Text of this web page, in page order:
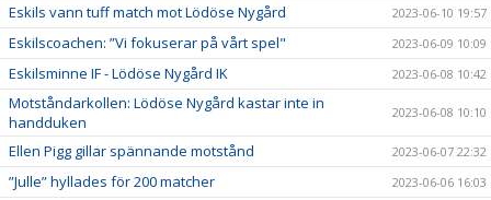
Eskils vann tuff match mot Lödöse Nygård 2023-06-10 19:57
Eskilscoachen: ”Vi fokuserar på vårt spel" 2023-06-09 10:09
Eskilsminne IF - Lödöse Nygård IK 2023-06-08 10:42
Motståndarkollen: Lödöse Nygård kastar inte in
handduken
2023-06-08 10:10
Ellen Pigg gillar spännande motstånd 2023-06-07 22:32
”Julle” hyllades för 200 matcher 2023-06-06 16:03